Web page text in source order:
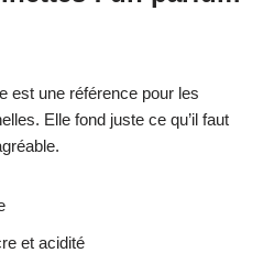
est une référence pour les
Elle fond juste ce qu’il faut
et acidité